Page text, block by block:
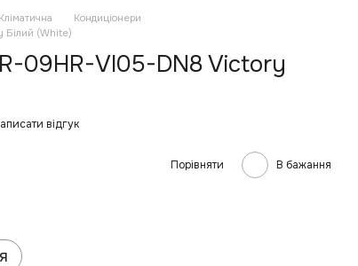
Кліматична
Кондиціонери
Білий (White)
09HR-VI05-DN8 Victory
відгук
Порівняти В бажання